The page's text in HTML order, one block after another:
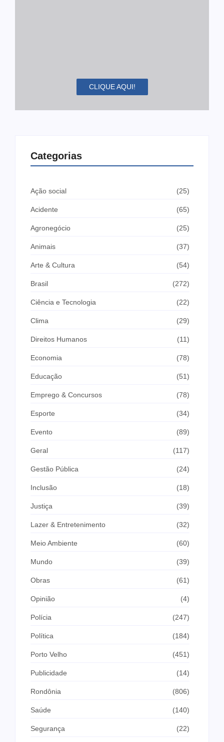
CLIQUE AQUI!
Categorias
Ação social (25)
Acidente (65)
Agronegócio (25)
Animais (37)
Arte & Cultura (54)
Brasil (272)
Ciência e Tecnologia (22)
Clima (29)
Direitos Humanos (11)
Economia (78)
Educação (51)
Emprego & Concursos (78)
Esporte (34)
Evento (89)
Geral (117)
Gestão Pública (24)
Inclusão (18)
Justiça (39)
Lazer & Entretenimento (32)
Meio Ambiente (60)
Mundo (39)
Obras (61)
Opinião (4)
Polícia (247)
Política (184)
Porto Velho (451)
Publicidade (14)
Rondônia (806)
Saúde (140)
Segurança (22)